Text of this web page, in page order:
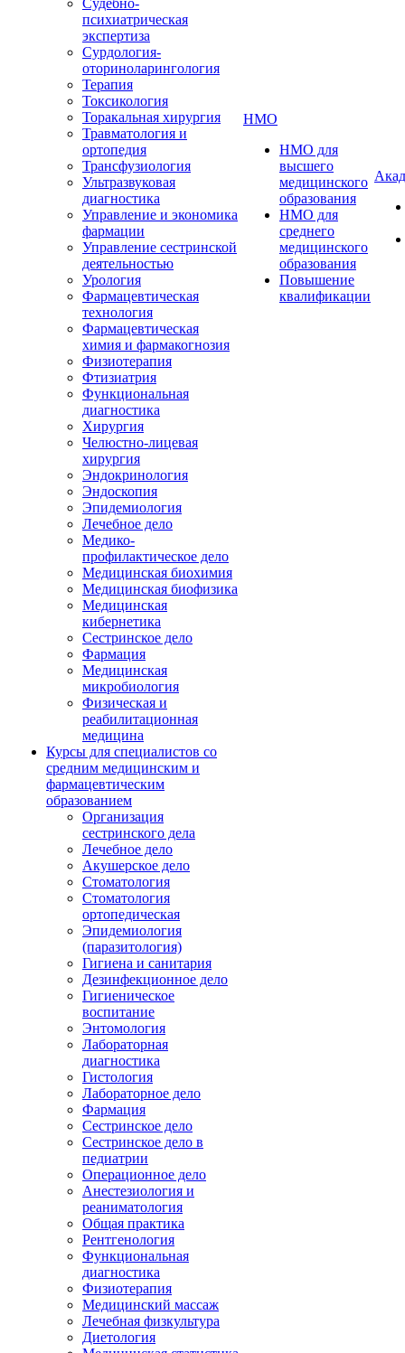
Судебно-
психиатрическая
экспертиза
Сурдология-
оториноларингология
Терапия
Токсикология
Торакальная хирургия
Травматология и
ортопедия
Трансфузиология
Ультразвуковая
диагностика
Управление и экономика
фармации
Управление сестринской
деятельностью
Урология
Фармацевтическая
технология
Фармацевтическая
химия и фармакогнозия
Физиотерапия
Фтизиатрия
Функциональная
диагностика
Хирургия
Челюстно-лицевая
хирургия
Эндокринология
Эндоскопия
Эпидемиология
Лечебное дело
Медико-
профилактическое дело
Медицинская биохимия
Медицинская биофизика
Медицинская
кибернетика
Сестринское дело
Фармация
Медицинская
микробиология
Физическая и
реабилитационная
медицина
Курсы для специалистов со
средним медицинским и
фармацевтическим
образованием
Организация
сестринского дела
Лечебное дело
Акушерское дело
Стоматология
Стоматология
ортопедическая
Эпидемиология
(паразитология)
Гигиена и санитария
Дезинфекционное дело
Гигиеническое
воспитание
Энтомология
Лабораторная
диагностика
Гистология
Лабораторное дело
Фармация
Сестринское дело
Сестринское дело в
педиатрии
Операционное дело
Анестезиология и
реаниматология
Общая практика
Рентгенология
Функциональная
диагностика
Физиотерапия
Медицинский массаж
Лечебная физкультура
Диетология
НМО
НМО для
высшего
медицинского
образования
НМО для
среднего
медицинского
образования
Повышение
квалификации